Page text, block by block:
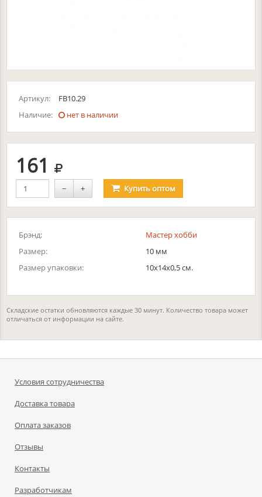
Артикул:
FB10.29
Наличие:
нет в наличии
161 руб.
− + Купитьоптом
Брэнд:
Мастер хобби
Размер:
10 мм
Размер упаковки:
10x14x0,5 см.
Складские остатки обновляются каждые 30 минут. Количество товара может
отличаться от информации на сайте.
Условия сотрудничества
Доставка товара
Оплата заказов
Отзывы
Контакты
Разработчикам